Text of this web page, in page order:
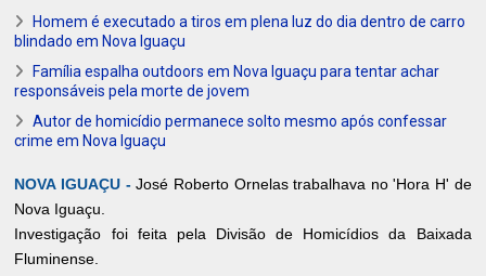
Homem é executado a tiros em plena luz do dia dentro de carro
blindado em Nova Iguaçu
Família espalha outdoors em Nova Iguaçu para tentar achar
responsáveis pela morte de jovem
Autor de homicídio permanece solto mesmo após confessar
crime em Nova Iguaçu
NOVA IGUAÇU -José Roberto Ornelas trabalhava no 'Hora H' de
Nova Iguaçu.
Investigação foi feita pela Divisão de Homicídios da Baixada
Fluminense.